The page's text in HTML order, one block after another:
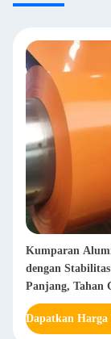
Kumparan
dengan
Panjang, Tahan
untuk Aplikasi
Dapatkan Harga